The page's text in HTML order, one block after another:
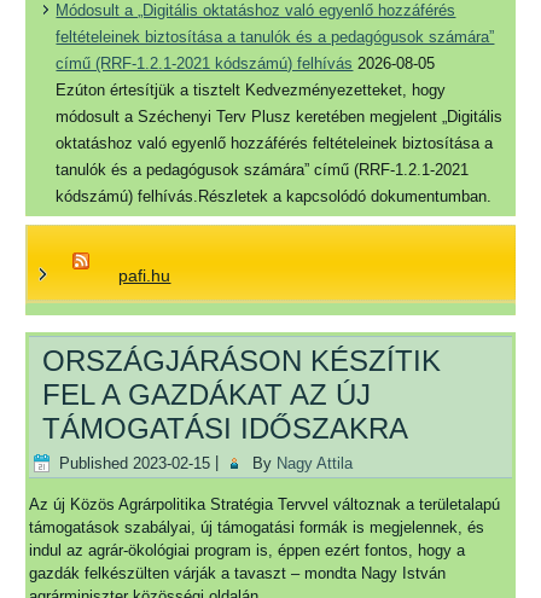
Módosult a „Digitális oktatáshoz való egyenlő hozzáférés
feltételeinek biztosítása a tanulók és a pedagógusok számára”
című (RRF-1.2.1-2021 kódszámú) felhívás 2026-08-05
Ezúton értesítjük a tisztelt Kedvezményezetteket, hogy
módosult a Széchenyi Terv Plusz keretében megjelent „Digitális
oktatáshoz való egyenlő hozzáférés feltételeinek biztosítása a
tanulók és a pedagógusok számára” című (RRF-1.2.1-2021
kódszámú) felhívás.Részletek a kapcsolódó dokumentumban.
pafi.hu
ORSZÁGJÁRÁSON KÉSZÍTIK
FEL A GAZDÁKAT AZ ÚJ
TÁMOGATÁSI IDŐSZAKRA
Published 2023-02-15 By Nagy Attila
Az új Közös Agrárpolitika Stratégia Tervvel változnak a területalapú
támogatások szabályai, új támogatási formák is megjelennek, és
indul az agrár-ökológiai program is, éppen ezért fontos, hogy a
gazdák felkészülten várják a tavaszt – mondta Nagy István